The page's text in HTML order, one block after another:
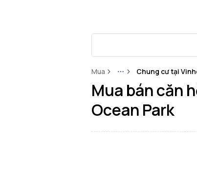
Mua MoreChung cư tại
Mua bán căn
Ocean Park